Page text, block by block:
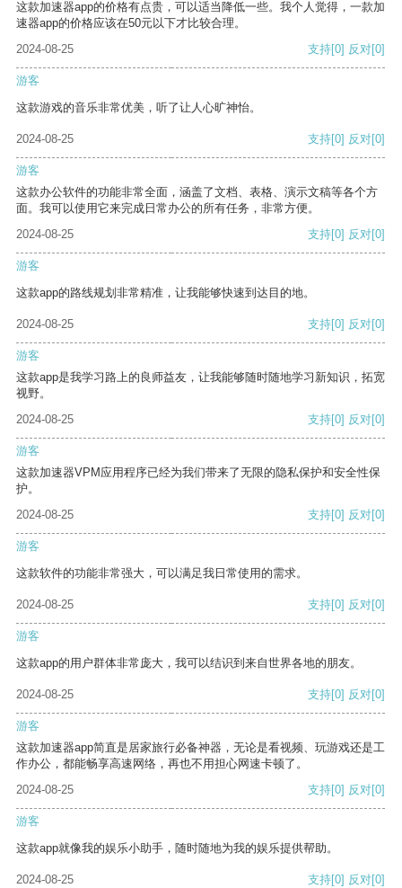
这款加速器app的价格有点贵，可以适当降低一些。我个人觉得，一款加
速器app的价格应该在50元以下才比较合理。
2024-08-25
支持[0] 反对[0]
游客
这款游戏的音乐非常优美，听了让人心旷神怡。
2024-08-25 支持[0] 反对[0]
游客
这款办公软件的功能非常全面，涵盖了文档、表格、演示文稿等各个方
面。我可以使用它来完成日常办公的所有任务，非常方便。
2024-08-25
支持[0] 反对[0]
游客
这款app的路线规划非常精准，让我能够快速到达目的地。
2024-08-25 支持[0] 反对[0]
游客
这款app是我学习路上的良师益友，让我能够随时随地学习新知识，拓宽
视野。
2024-08-25
支持[0] 反对[0]
游客
这款加速器VPM应用程序已经为我们带来了无限的隐私保护和安全性保
护。
2024-08-25
支持[0] 反对[0]
游客
这款软件的功能非常强大，可以满足我日常使用的需求。
2024-08-25 支持[0] 反对[0]
游客
这款app的用户群体非常庞大，我可以结识到来自世界各地的朋友。
2024-08-25 支持[0] 反对[0]
游客
这款加速器app简直是居家旅行必备神器，无论是看视频、玩游戏还是工
作办公，都能畅享高速网络，再也不用担心网速卡顿了。
2024-08-25
支持[0] 反对[0]
游客
这款app就像我的娱乐小助手，随时随地为我的娱乐提供帮助。
2024-08-25 支持[0] 反对[0]